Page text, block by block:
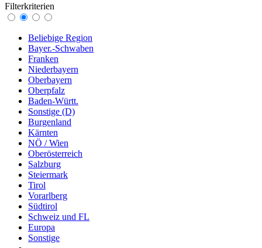
Filterkriterien
Beliebige Region
Bayer.-Schwaben
Franken
Niederbayern
Oberbayern
Oberpfalz
Baden-Württ.
Sonstige (D)
Burgenland
Kärnten
NÖ / Wien
Oberösterreich
Salzburg
Steiermark
Tirol
Vorarlberg
Südtirol
Schweiz und FL
Europa
Sonstige